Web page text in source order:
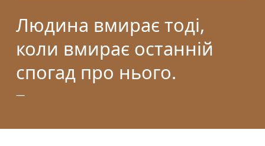
Людина вмирає тоді,
коли вмирає останній
спогад про нього.